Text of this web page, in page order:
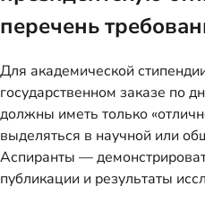
перечень
Для академической
государственном заказе по
должны иметь только
выделяться в научной или
Аспиранты —
публикации и результаты